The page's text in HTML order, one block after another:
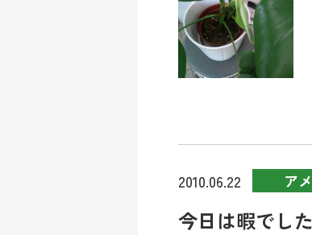
2010.06.22 ア
今日は暇でした